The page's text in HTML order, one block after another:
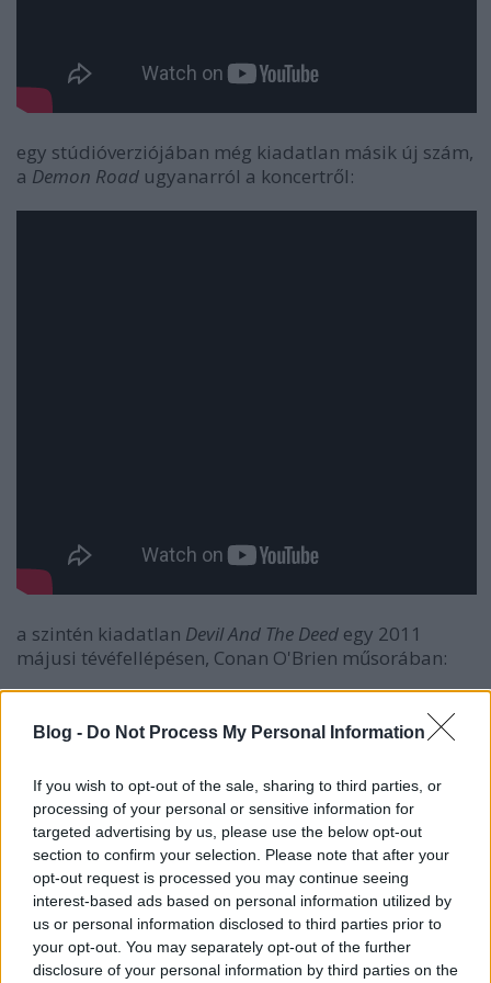
Blog - Do Not Process My Personal Information
If you wish to opt-out of the sale, sharing to third parties, or
processing of your personal or sensitive information for
targeted advertising by us, please use the below opt-out
section to confirm your selection. Please note that after your
opt-out request is processed you may continue seeing
interest-based ads based on personal information utilized by
us or personal information disclosed to third parties prior to
your opt-out. You may separately opt-out of the further
disclosure of your personal information by third parties on the
egy stúdióverziójában még kiadatlan másik új szám,
a Demon Road ugyanarról a koncertről:
a szintén kiadatlan Devil And The Deed egy 2011
májusi tévéfellépésen, Conan O'Brien műsorában: